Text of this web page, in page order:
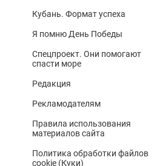
Кубань. Формат успеха
Я помню День Победы
Спецпроект. Они помогают
спасти море
Редакция
Рекламодателям
Правила использования
материалов сайта
Политика обработки файлов
cookie (Куки)